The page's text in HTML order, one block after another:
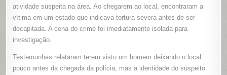
atividade suspeita na área. Ao chegarem ao local, encontraram a
vítima em um estado que indicava tortura severa antes de ser
decapitada. A cena do crime foi imediatamente isolada para
investigação.
Testemunhas relataram terem visto um homem deixando o local
pouco antes da chegada da polícia, mas a identidade do suspeito